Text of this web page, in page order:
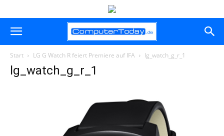
Start LG G Watch R feiert Premiere auf IFA lg_watch_g_r_1
lg_watch_g_r_1